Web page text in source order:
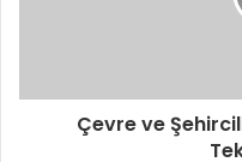
Çevre ve